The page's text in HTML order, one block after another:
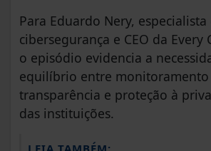
Para Eduardo Nery, especialista
cibersegurança e CEO da Every
o episódio evidencia a
equilíbrio entre monitoramento
transparência e proteção à
das instituições.
LEIA TAMBÉM: